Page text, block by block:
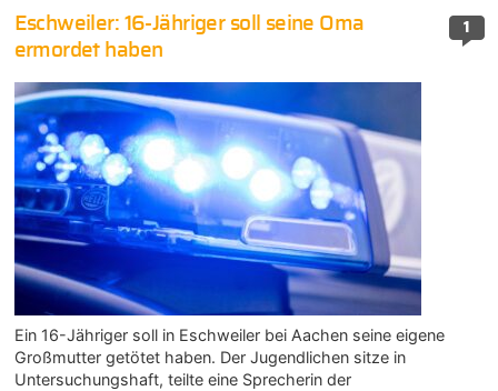
1
Eschweiler: 16-Jähriger soll seine Oma
ermordet haben
Ein 16-Jähriger soll in Eschweiler bei Aachen seine eigene
Großmutter getötet haben. Der Jugendlichen sitze in
Untersuchungshaft, teilte eine Sprecherin der